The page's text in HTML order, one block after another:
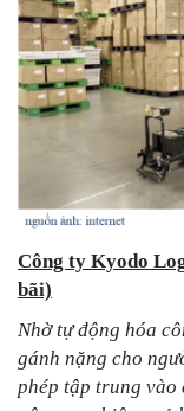
Công ty Kyodo
bãi)
Nhờ tự động hóa
gánh nặng cho
phép tập trung vào